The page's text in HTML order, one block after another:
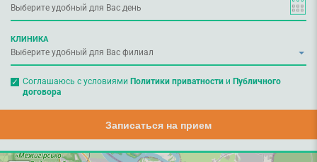
КЛИНИКА
Соглашаюсь с условиями Политики приватностии Публичного
договора
Записаться на прием